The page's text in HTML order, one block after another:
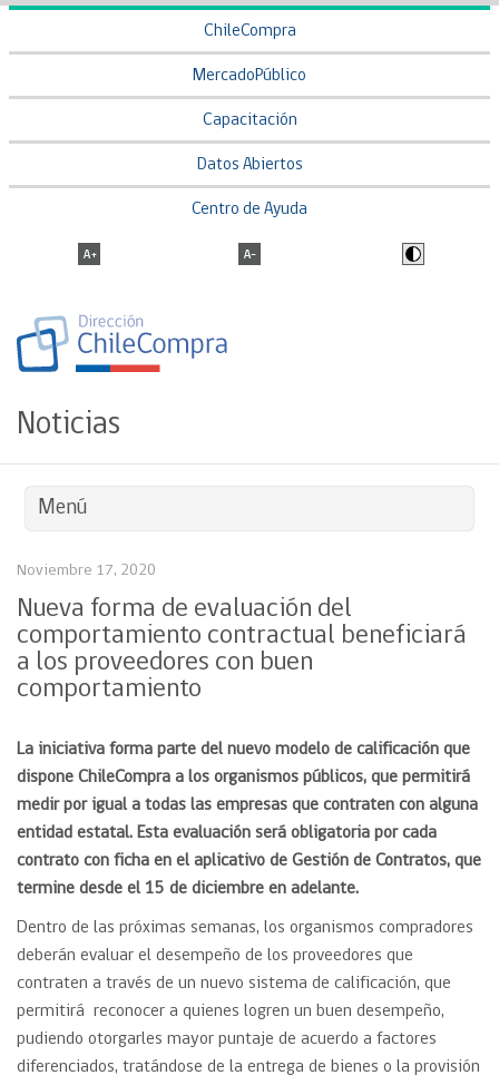
ChileCompra
MercadoPúblico
Capacitación
Datos Abiertos
Centro de Ayuda
Noticias
Menú
Noviembre 17, 2020
Nueva forma de evaluación del
comportamiento contractual beneficiará
a los proveedores con buen
comportamiento
La iniciativa forma parte del nuevo modelo de calificación que
dispone ChileCompra a los organismos públicos, que permitirá
medir por igual a todas las empresas que contraten con alguna
entidad estatal. Esta evaluación será obligatoria por cada
contrato con ficha en el aplicativo de Gestión de Contratos, que
termine desde el 15 de diciembre en adelante.
Dentro de las próximas semanas, los organismos compradores
deberán evaluar el desempeño de los proveedores que
contraten a través de un nuevo sistema de calificación, que
permitirá reconocer a quienes logren un buen desempeño,
pudiendo otorgarles mayor puntaje de acuerdo a factores
diferenciados, tratándose de la entrega de bienes o la provisión